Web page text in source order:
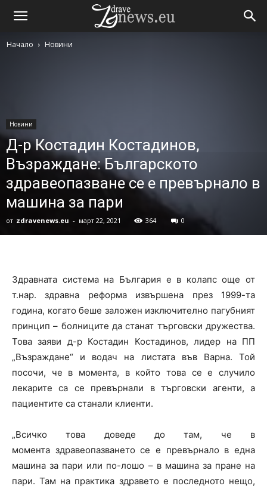
Начало Новини
Новини
Д-р Костадин Костадинов,
Възраждане: Българското
здравеопазване се е превърнало в
машина за пари
от zdravenews.eu - март 22, 2021 364 0
Здравната система на България е в колапс още от
т.нар. здравна реформа извършена през 1999-та
година, когато беше заложен изключително пагубният
принцип – болниците да станат търговски дружества.
Това заяви д-р Костадин Костадинов, лидер на ПП
„Възраждане“ и водач на листата във Варна. Той
посочи, че в момента, в който това се е случило
лекарите са се превърнали в търговски агенти, а
пациентите са станали клиенти.
„Всичко това доведе до там, че в
момента здравеопазването се е превърнало в една
машина за пари или по-лошо – в машина за пране на
пари. Там на практика здравето е последното нещо,